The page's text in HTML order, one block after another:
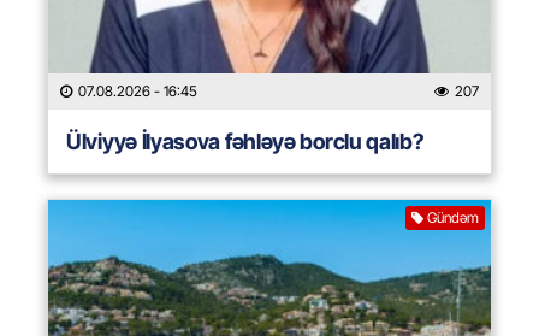
07.08.2026 - 16:45 207
Ülviyyə İlyasova fəhləyə borclu qalıb?
Gündəm